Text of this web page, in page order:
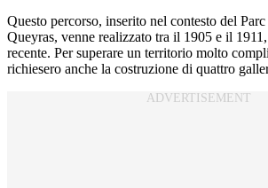
Questo percorso, inserito nel contesto del
Queyras, venne realizzato tra il 1905 e il
recente. Per superare un territorio molto
richiesero anche la costruzione di quattro